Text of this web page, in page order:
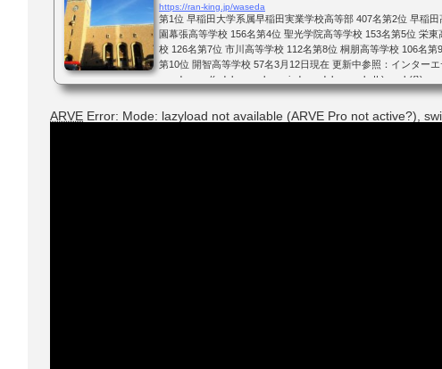
https://ran-king.jp/waseda
第1位 早稲田大学系属早稲田実業学校高等部 407名第2位 早稲
園幕張高等学校 156名第4位 聖光学院高等学校 153名第5位 栄
校 126名第7位 市川高等学校 112名第8位 桐朋高等学校 106名第
第10位 開智高等学校 57名3月12日現在 更新中参照：インター
er-edu.com/(adsbygoogle = window.adsbygoogle || ).push({});
ARVE Error: Mode: lazyload not available (ARVE Pro not active?),